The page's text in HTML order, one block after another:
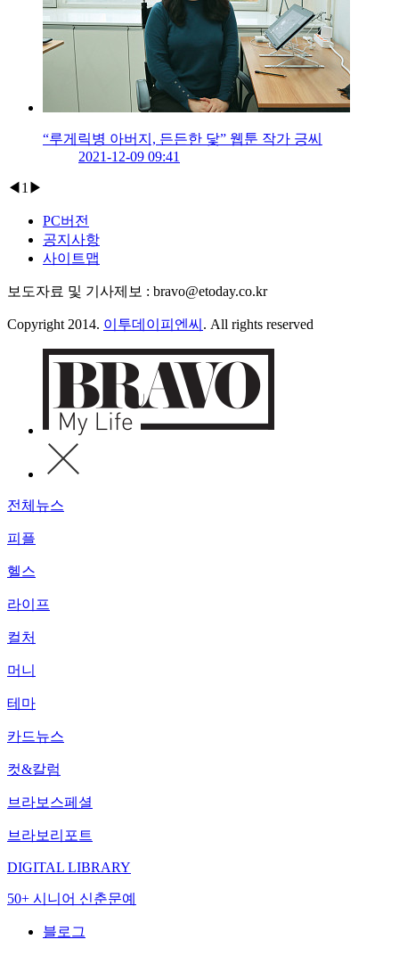
“루게릭병 아버지, 든든한 닻” 웹툰 작가 긍씨
2021-12-09 09:41
◀ 1 ▶
PC버전
공지사항
사이트맵
보도자료 및 기사제보 : bravo@etoday.co.kr
Copyright 2014. 이투데이피엔씨 . All rights reserved
전체뉴스
피플
헬스
라이프
컬처
머니
테마
카드뉴스
컷&칼럼
브라보스페셜
브라보리포트
DIGITAL LIBRARY
50+ 시니어 신춘문예
블로그